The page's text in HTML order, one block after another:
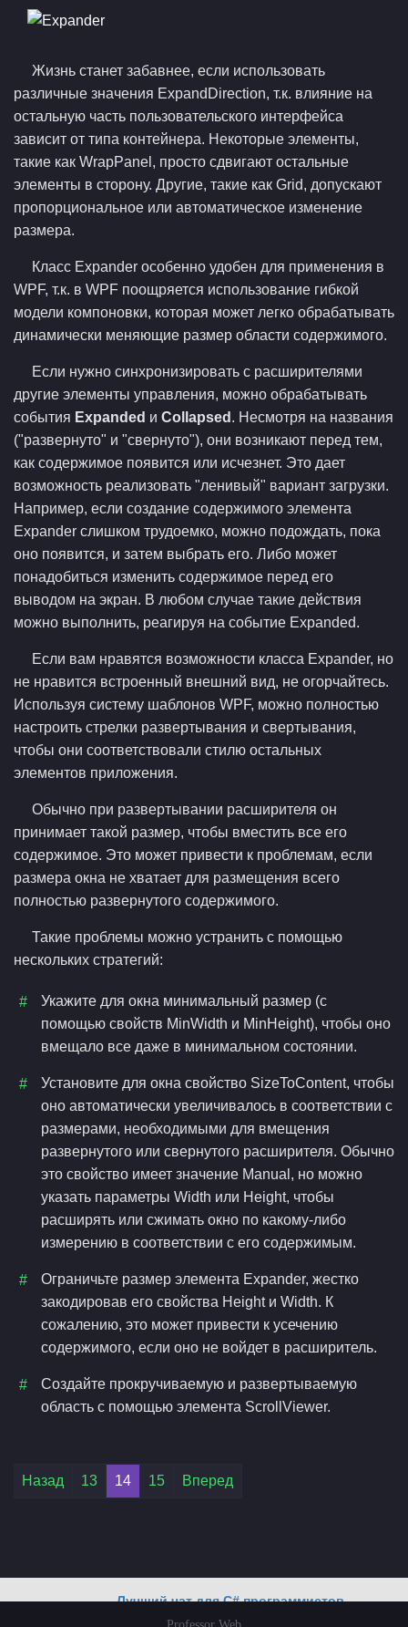
Жизнь станет забавнее, если использовать
различные значения ExpandDirection, т.к. влияние на
остальную часть пользовательского интерфейса
зависит от типа контейнера. Некоторые элементы,
такие как WrapPanel, просто сдвигают остальные
элементы в сторону. Другие, такие как Grid, допускают
пропорциональное или автоматическое изменение
размера.
Класс Expander особенно удобен для применения в
WPF, т.к. в WPF поощряется использование гибкой
модели компоновки, которая может легко обрабатывать
динамически меняющие размер области содержимого.
Если нужно синхронизировать с расширителями
другие элементы управления, можно обрабатывать
события Expanded и Collapsed . Несмотря на названия
("развернуто" и "свернуто"), они возникают перед тем,
как содержимое появится или исчезнет. Это дает
возможность реализовать "ленивый" вариант загрузки.
Например, если создание содержимого элемента
Expander слишком трудоемко, можно подождать, пока
оно появится, и затем выбрать его. Либо может
понадобиться изменить содержимое перед его
выводом на экран. В любом случае такие действия
можно выполнить, реагируя на событие Expanded.
Если вам нравятся возможности класса Expander, но
не нравится встроенный внешний вид, не огорчайтесь.
Используя систему шаблонов WPF, можно полностью
настроить стрелки развертывания и свертывания,
чтобы они соответствовали стилю остальных
элементов приложения.
Обычно при развертывании расширителя он
принимает такой размер, чтобы вместить все его
содержимое. Это может привести к проблемам, если
размера окна не хватает для размещения всего
полностью развернутого содержимого.
Такие проблемы можно устранить с помощью
нескольких стратегий:
Укажите для окна минимальный размер (с
помощью свойств MinWidth и MinHeight), чтобы оно
вмещало все даже в минимальном состоянии.
Установите для окна свойство SizeToContent, чтобы
оно автоматически увеличивалось в соответствии с
размерами, необходимыми для вмещения
развернутого или свернутого расширителя. Обычно
это свойство имеет значение Manual, но можно
указать параметры Width или Height, чтобы
расширять или сжимать окно по какому-либо
измерению в соответствии с его содержимым.
Ограничьте размер элемента Expander, жестко
закодировав его свойства Height и Width. К
сожалению, это может привести к усечению
содержимого, если оно не войдет в расширитель.
Создайте прокручиваемую и развертываемую
область с помощью элемента ScrollViewer.
Лучший чат для C# программистов